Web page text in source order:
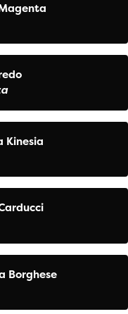
Kinesia
Borghese